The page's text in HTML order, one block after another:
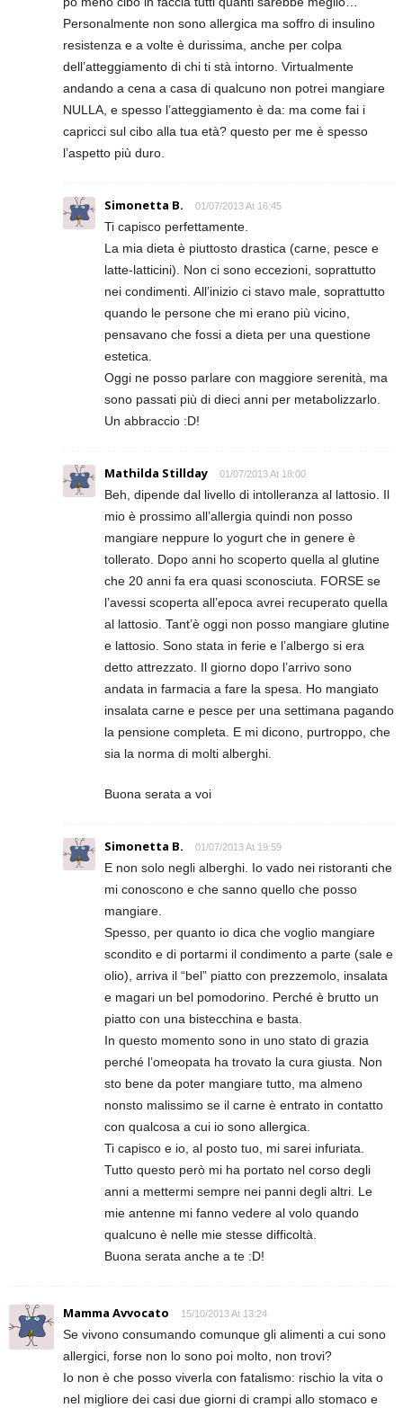
Personalmente non sono allergica ma soffro di insulino
resistenza e a volte è durissima, anche per colpa
dell’atteggiamento di chi ti stà intorno. Virtualmente
andando a cena a casa di qualcuno non potrei mangiare
NULLA, e spesso l’atteggiamento è da: ma come fai i
capricci sul cibo alla tua età? questo per me è spesso
l’aspetto più duro.
Simonetta B. 01/07/2013 At 16:45
Ti capisco perfettamente.
La mia dieta è piuttosto drastica (carne, pesce e
latte-latticini). Non ci sono eccezioni, soprattutto
nei condimenti. All’inizio ci stavo male, soprattutto
quando le persone che mi erano più vicino,
pensavano che fossi a dieta per una questione
estetica.
Oggi ne posso parlare con maggiore serenità, ma
sono passati più di dieci anni per metabolizzarlo.
Un abbraccio :D!
Mathilda Stillday 01/07/2013 At 18:00
Beh, dipende dal livello di intolleranza al lattosio. Il
mio è prossimo all’allergia quindi non posso
mangiare neppure lo yogurt che in genere è
tollerato. Dopo anni ho scoperto quella al glutine
che 20 anni fa era quasi sconosciuta. FORSE se
l’avessi scoperta all’epoca avrei recuperato quella
al lattosio. Tant’è oggi non posso mangiare glutine
e lattosio. Sono stata in ferie e l’albergo si era
detto attrezzato. Il giorno dopo l’arrivo sono
andata in farmacia a fare la spesa. Ho mangiato
insalata carne e pesce per una settimana pagando
la pensione completa. E mi dicono, purtroppo, che
sia la norma di molti alberghi.
Buona serata a voi
Simonetta B. 01/07/2013 At 19:59
E non solo negli alberghi. Io vado nei ristoranti che
mi conoscono e che sanno quello che posso
mangiare.
Spesso, per quanto io dica che voglio mangiare
scondito e di portarmi il condimento a parte (sale e
olio), arriva il “bel” piatto con prezzemolo, insalata
e magari un bel pomodorino. Perché è brutto un
piatto con una bistecchina e basta.
In questo momento sono in uno stato di grazia
perché l’omeopata ha trovato la cura giusta. Non
sto bene da poter mangiare tutto, ma almeno
nonsto malissimo se il carne è entrato in contatto
con qualcosa a cui io sono allergica.
Ti capisco e io, al posto tuo, mi sarei infuriata.
Tutto questo però mi ha portato nel corso degli
anni a mettermi sempre nei panni degli altri. Le
mie antenne mi fanno vedere al volo quando
qualcuno è nelle mie stesse difficoltà.
Buona serata anche a te :D!
Mamma Avvocato 15/10/2013 At 13:24
Se vivono consumando comunque gli alimenti a cui sono
allergici, forse non lo sono poi molto, non trovi?
Io non è che posso viverla con fatalismo: rischio la vita o
nel migliore dei casi due giorni di crampi allo stomaco e